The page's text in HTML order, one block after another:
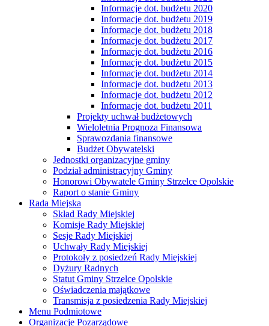
Informacje dot. budżetu 2020
Informacje dot. budżetu 2019
Informacje dot. budżetu 2018
Informacje dot. budżetu 2017
Informacje dot. budżetu 2016
Informacje dot. budżetu 2015
Informacje dot. budżetu 2014
Informacje dot. budżetu 2013
Informacje dot. budżetu 2012
Informacje dot. budżetu 2011
Projekty uchwał budżetowych
Wieloletnia Prognoza Finansowa
Sprawozdania finansowe
Budżet Obywatelski
Jednostki organizacyjne gminy
Podział administracyjny Gminy
Honorowi Obywatele Gminy Strzelce Opolskie
Raport o stanie Gminy
Rada Miejska
Skład Rady Miejskiej
Komisje Rady Miejskiej
Sesje Rady Miejskiej
Uchwały Rady Miejskiej
Protokoły z posiedzeń Rady Miejskiej
Dyżury Radnych
Statut Gminy Strzelce Opolskie
Oświadczenia majątkowe
Transmisja z posiedzenia Rady Miejskiej
Menu Podmiotowe
Organizacje Pozarządowe